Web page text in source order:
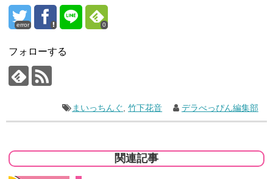
error 0
フォローする
まいっちんぐ,竹下花音 デラべっぴん編集部
関連記事